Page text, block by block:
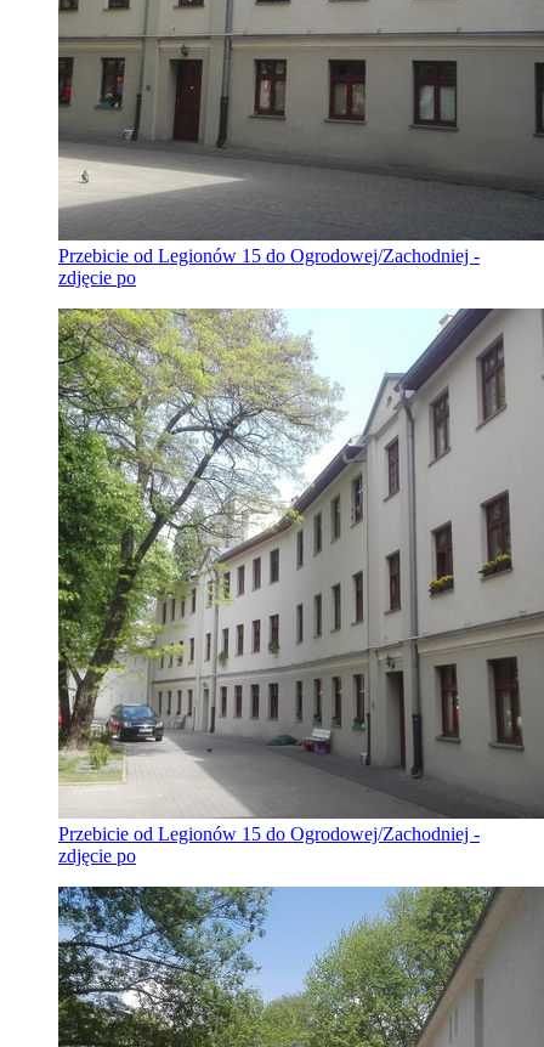
Przebicie od Legionów 15 do Ogrodowej/Zachodniej -
zdjęcie po
Przebicie od Legionów 15 do Ogrodowej/Zachodniej -
zdjęcie po